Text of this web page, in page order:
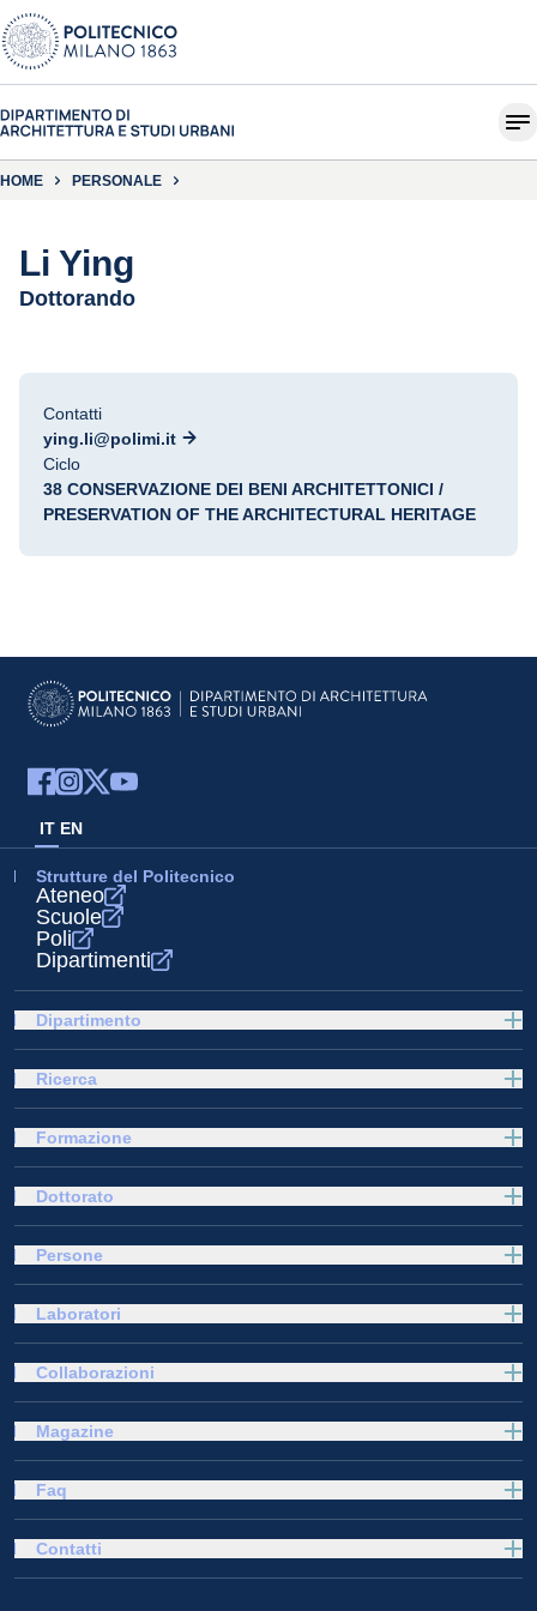
HOME PERSONALE
Li Ying
Dottorando
Contatti
ying.li@polimi.it
Ciclo
38 CONSERVAZIONE DEI BENI ARCHITETTONICI /
PRESERVATION OF THE ARCHITECTURAL HERITAGE
IT EN
Strutture del Politecnico
Ateneo
Scuole
Poli
Dipartimenti
Dipartimento
Ricerca
Formazione
Dottorato
Persone
Laboratori
Collaborazioni
Magazine
Faq
Contatti